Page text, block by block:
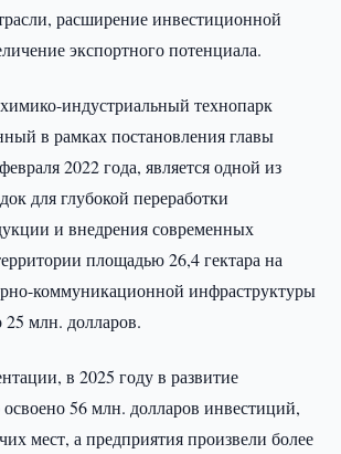
расширение инвестиционной
экспортного потенциала.
индустриальный технопарк
в рамках постановления главы
2022 года, является одной из
для глубокой переработки
и внедрения современных
площадью 26,4 гектара на
коммуникационной инфраструктуры
млн. долларов.
в 2025 году в развитие
56 млн. долларов инвестиций,
мест, а предприятия произвели более